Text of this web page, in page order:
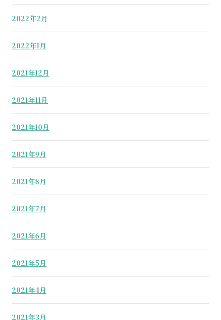
2022年2月
2022年1月
2021年12月
2021年11月
2021年10月
2021年9月
2021年8月
2021年7月
2021年6月
2021年5月
2021年4月
2021年3月